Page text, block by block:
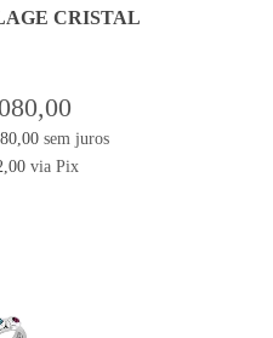
CRISTAL
sem juros
via Pix